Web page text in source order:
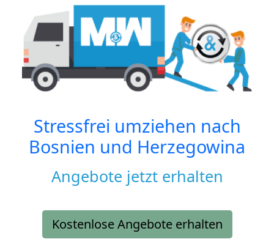
Stressfrei umziehen nach
Bosnien und Herzegowina
Angebote jetzt erhalten
Kostenlose Angebote erhalten